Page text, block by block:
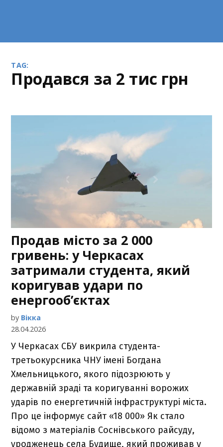
TAG:
продався за 2 тис грн
Продав місто за 2 000
гривень: у Черкасах
затримали студента, який
коригував удари по
енергооб’єктах
by Вікка
28.04.2026
У Черкасах СБУ викрила студента-
третьокурсника ЧНУ імені Богдана
Хмельницького, якого підозрюють у
державній зраді та коригуванні ворожих
ударів по енергетичній інфраструктурі міста.
Про це інформує сайт «18 000» Як стало
відомо з матеріалів Соснівського райсуду,
уродженець села Будище, який проживав у